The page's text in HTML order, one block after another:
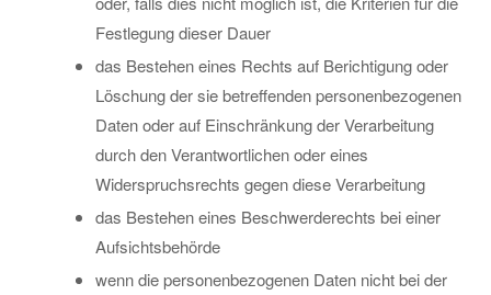
Festlegung dieser Dauer
das Bestehen eines Rechts auf Berichtigung oder
Löschung der sie betreffenden personenbezogenen
Daten oder auf Einschränkung der Verarbeitung
durch den Verantwortlichen oder eines
Widerspruchsrechts gegen diese Verarbeitung
das Bestehen eines Beschwerderechts bei einer
Aufsichtsbehörde
wenn die personenbezogenen Daten nicht bei der